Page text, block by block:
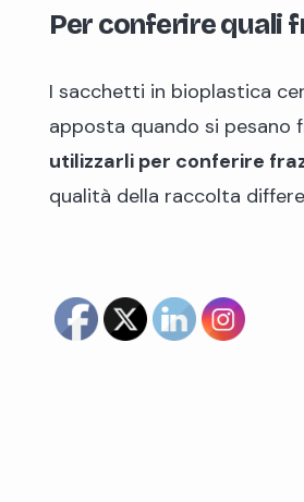
Per conferire quali
I sacchetti in bioplastica
apposta quando si pesano
utilizzarli per conferire
qualità della raccolta